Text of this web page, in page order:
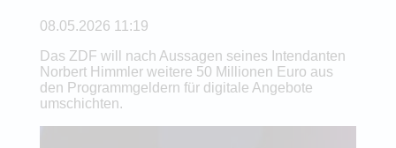
08.05.2026 11:19
Das ZDF will nach Aussagen seines Intendanten
Norbert Himmler weitere 50 Millionen Euro aus
den Programmgeldern für digitale Angebote
umschichten.